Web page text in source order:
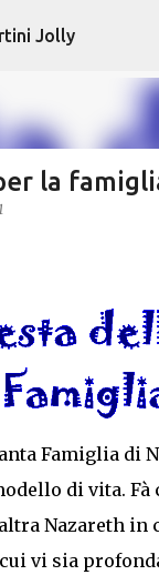
ai contenuti
Jolly
la
Famiglia di
di vita. Fà
Nazareth in
vi sia